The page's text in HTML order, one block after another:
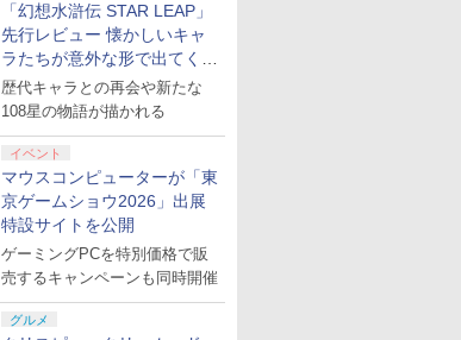
「幻想水滸伝 STAR LEAP」
先行レビュー 懐かしいキャ
ラたちが意外な形で出てくる
シリーズ完全新作！
歴代キャラとの再会や新たな
108星の物語が描かれる
イベント
マウスコンピューターが「東
京ゲームショウ2026」出展
特設サイトを公開
ゲーミングPCを特別価格で販
売するキャンペーンも同時開催
グルメ